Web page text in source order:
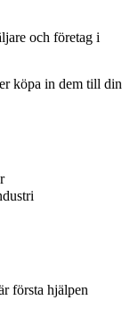
och företag i
köpa in dem till din
första hjälpen